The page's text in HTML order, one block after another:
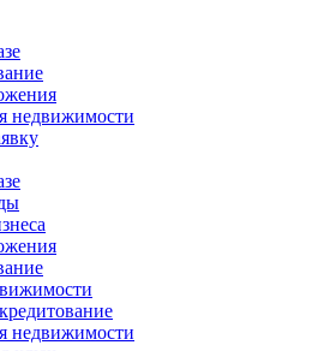
недвижимости
недвижимости